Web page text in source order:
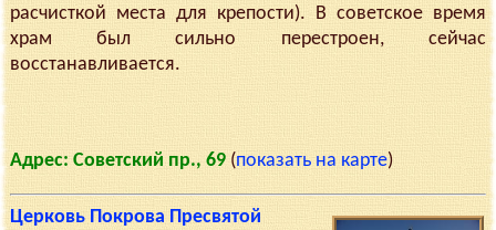
расчисткой места для крепости). В советское время
храм был сильно перестроен, сейчас
восстанавливается.
Адрес: Советский пр., 69(показать на карте)
Церковь Покрова Пресвятой